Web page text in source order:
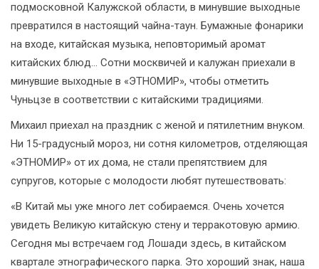
подмосковной Калужской области, в минувшие выходные
превратился в настоящий чайна-таун. Бумажные фонарики
на входе, китайская музыка, неповторимый аромат
китайских блюд... Сотни москвичей и калужан приехали в
минувшие выходные в «ЭТНОМИР», чтобы отметить
Чуньцзе в соответствии с китайскими традициями.
Михаил приехал на праздник с женой и пятилетним внуком.
Ни 15-градусный мороз, ни сотня километров, отделяющая
«ЭТНОМИР» от их дома, не стали препятствием для
супругов, которые с молодости любят путешествовать:
«В Китай мы уже много лет собираемся. Очень хочется
увидеть Великую китайскую стену и терракотовую армию.
Сегодня мы встречаем год Лошади здесь, в китайском
квартале этнографического парка. Это хороший знак, наша